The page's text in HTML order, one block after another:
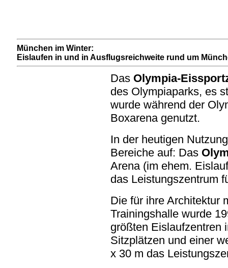
München im Winter:
Eislaufen in und in Ausflugsreichweite rund um
Das Olympia-
des Olympiaparks, es
wurde während der
Boxarena genutzt.
In der heutigen
Bereiche auf: Das
Arena (im ehem.
das Leistungszentrum
Die für ihre Architektur
Trainingshalle wurde
größten Eislaufzentren
Sitzplätzen und einer
x 30 m das